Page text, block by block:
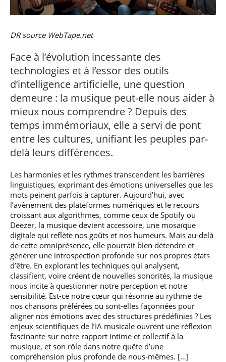
S’engager à Télécom
Paris
responsable : nos
Parcours Numérique
Enquête 1er emploi
Corps des Mines
l’État
Artificielle en
alternance
Expert
réseaux et des
systèmes
d’information
Intelligence
Artificielle – Expert
Data & MLops
Intelligence
Artificielle
multimodale et
autonome
Je suis élève en
situation de
préparez votre
arrivée
Financement
Entreprises &
solutions Mastère
Spécialisé
Brochures &
contacts
formations de
Mastère Spécialisé
professionnel
• Journaliste
• Diplômé
• Créateur d’entreprise
DR source WebTape.net
Face à l’évolution incessante des
technologies et à l’essor des outils
d’intelligence artificielle, une question
demeure : la musique peut-elle nous aider à
mieux nous comprendre ? Depuis des
temps immémoriaux, elle a servi de pont
entre les cultures, unifiant les peuples par-
delà leurs différences.
Les harmonies et les rythmes transcendent les barrières
linguistiques, exprimant des émotions universelles que les
mots peinent parfois à capturer. Aujourd’hui, avec
l’avènement des plateformes numériques et le recours
croissant aux algorithmes, comme ceux de Spotify ou
Deezer, la musique devient accessoire, une mosaïque
digitale qui reflète nos goûts et nos humeurs. Mais au-delà
de cette omniprésence, elle pourrait bien détendre et
générer une introspection profonde sur nos propres états
d’être. En explorant les techniques qui analysent,
classifient, voire créent de nouvelles sonorités, la musique
nous incite à questionner notre perception et notre
sensibilité. Est-ce notre cœur qui résonne au rythme de
nos chansons préférées ou sont-elles façonnées pour
aligner nos émotions avec des structures prédéfinies ? Les
enjeux scientifiques de l’IA musicale ouvrent une réflexion
fascinante sur notre rapport intime et collectif à la
musique, et son rôle dans notre quête d’une
compréhension plus profonde de nous-mêmes. […]